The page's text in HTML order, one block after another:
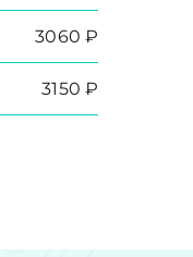
3060 ₽
3150 ₽